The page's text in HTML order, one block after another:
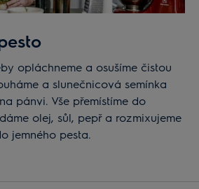
a slunečnicová semínka
pánvi. Vše přemístíme do
olej, sůl, pepř a rozmixujeme
jemného pesta.